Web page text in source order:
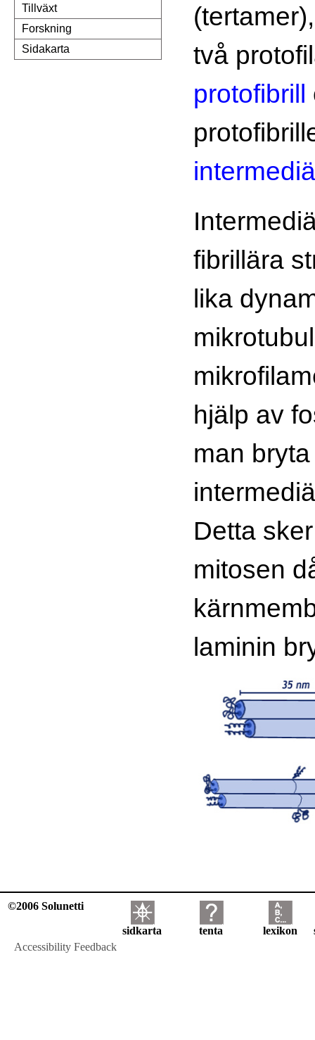
Tillväxt
Forskning
Sidakarta
två
protofibrill
fibrillära
lika
hjälp av
man
Detta
mitosen
laminin
©2006 Solunetti
sidkarta tenta lexikon
Accessibility Feedback